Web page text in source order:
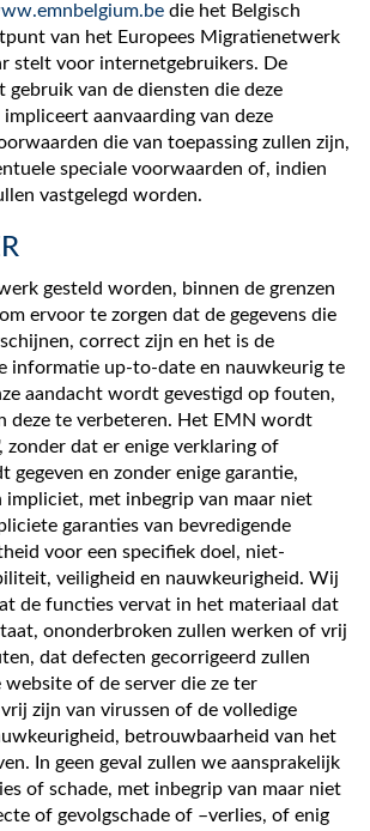
die het Belgisch
van het Europees Migratienetwerk
stelt voor internetgebruikers. De
gebruik van de diensten die deze
aanvaarding van deze
die van toepassing zullen zijn,
speciale voorwaarden of, indien
vastgelegd worden.
gesteld worden, binnen de grenzen
ervoor te zorgen dat de gegevens die
correct zijn en het is de
informatie up-to-date en nauwkeurig te
aandacht wordt gevestigd op fouten,
deze te verbeteren. Het EMN wordt
zonder dat er enige verklaring of
gegeven en zonder enige garantie,
met inbegrip van maar niet
garanties van bevredigende
voor een specifiek doel, niet-
veiligheid en nauwkeurigheid. Wij
de functies vervat in het materiaal dat
ononderbroken zullen werken of vrij
dat defecten gecorrigeerd zullen
of de server die ze ter
zijn van virussen of de volledige
betrouwbaarheid van het
In geen geval zullen we aansprakelijk
of schade, met inbegrip van maar niet
of gevolgschade of –verlies, of enig